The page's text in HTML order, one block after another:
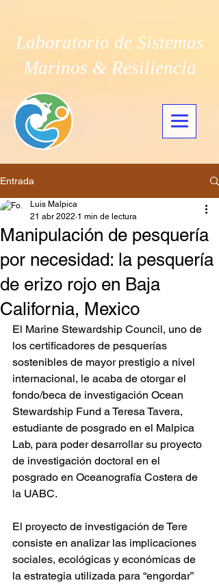
Laboratorio de Sistemas
Marinos & Resiliencia
Entrada
Manipulación de pesquería
por necesidad: la pesquería
de erizo rojo en Baja
California, Mexico
Luis Malpica
21 abr 2022 1 min de lectura
El Marine Stewardship Council, uno de
los certificadores de pesquerías
sostenibles de mayor prestigio a nivel
internacional, le acaba de otorgar el
fondo/beca de investigación Ocean
Stewardship Fund a Teresa Tavera,
estudiante de posgrado en el Malpica
Lab, para poder desarrollar su proyecto
de investigación doctoral en el
posgrado en Oceanografía Costera de
la UABC.
El proyecto de investigación de Tere
consiste en analizar las implicaciones
sociales, ecológicas y económicas de
la estrategia utilizada para “engordar”